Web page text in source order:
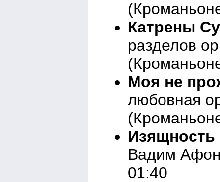
Катрены
разделов
Моя не
любовная
Изящность
Вадим
01:40